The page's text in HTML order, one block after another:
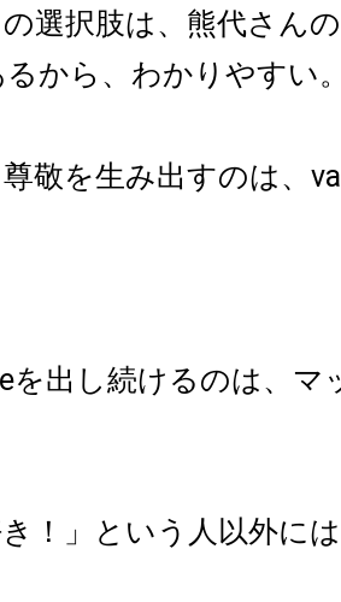
選択肢は、熊代さん
から、わかりやすい
敬を生み出すのは、
を出し続けるのは、マ
き！」という人以外に